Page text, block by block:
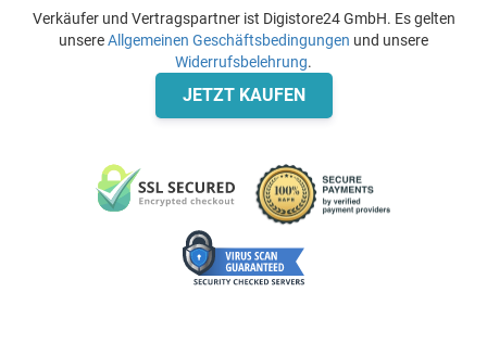
Verkäufer und Vertragspartner ist Digistore24 GmbH. Es gelten
unsereAllgemeinen Geschäftsbedingungen und unsere
Widerrufsbelehrung.
JETZT KAUFEN